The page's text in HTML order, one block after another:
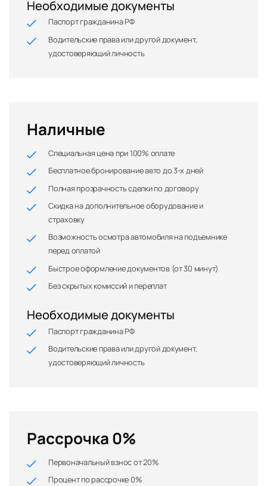
Необходимые документы
Паспорт гражданина РФ
Водительские права или другой документ,
удостоверяющий личность
Наличные
Специальная цена при 100% оплате
Бесплатное бронирование авто до 3-х дней
Полная прозрачность сделки по договору
Скидка на дополнительное оборудование и
страховку
Возможность осмотра автомобиля на подъемнике
перед оплатой
Быстрое оформление документов (от 30 минут)
Без скрытых комиссий и переплат
Необходимые документы
Паспорт гражданина РФ
Водительские права или другой документ,
удостоверяющий личность
Рассрочка 0%
Первоначальный взнос от 20%
Процент по рассрочке 0%